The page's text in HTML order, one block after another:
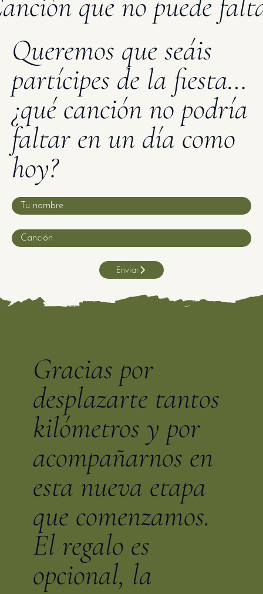
Queremos que seáis
partícipes de la fiesta…
¿qué canción no podría
faltar en un día como
hoy?
Enviar
Gracias por
desplazarte tantos
kilómetros y por
acompañarnos en
esta nueva etapa
que comenzamos.
El regalo es
opcional, la